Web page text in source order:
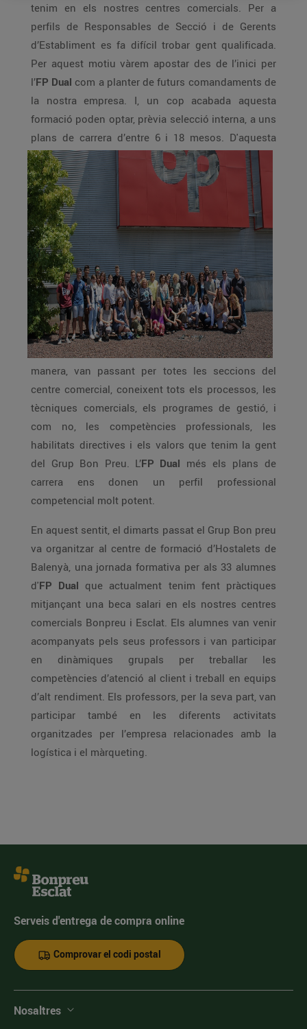
tenim en els nostres centres comercials. Per a
perfils de Responsables de Secció i de Gerents
d’Establiment es fa difícil trobar gent qualificada.
Per aquest motiu vàrem apostar des de l’inici per
l’FP Dual com a planter de futurs comandaments de
la nostra empresa. I, un cop acabada aquesta
formació poden optar, prèvia selecció interna, a uns
plans de carrera d’entre 6 i 18 mesos. D'aquesta
manera, van passant per totes les seccions del
centre comercial, coneixent tots els processos, les
tècniques comercials, els programes de gestió, i
com no, les competències professionals, les
habilitats directives i els valors que tenim la gent
del Grup Bon Preu. L’FP Dual més els plans de
carrera ens donen un perfil professional
competencial molt potent.
En aquest sentit, el dimarts passat el Grup Bon preu
va organitzar al centre de formació d’Hostalets de
Balenyà, una jornada formativa per als 33 alumnes
d'FP Dual que actualment tenim fent pràctiques
mitjançant una beca salari en els nostres centres
comercials Bonpreu i Esclat. Els alumnes van venir
acompanyats pels seus professors i van participar
en dinàmiques grupals per treballar les
competències d’atenció al client i treball en equips
d’alt rendiment. Els professors, per la seva part, van
participar també en les diferents activitats
organitzades per l’empresa relacionades amb la
logística i el màrqueting.
Serveis d'entrega de compra online
Comprovar el codi postal
Nosaltres